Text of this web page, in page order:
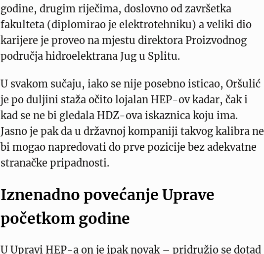
godine, drugim riječima, doslovno od završetka
fakulteta (diplomirao je elektrotehniku) a veliki dio
karijere je proveo na mjestu direktora Proizvodnog
područja hidroelektrana Jug u Splitu.
U svakom sučaju, iako se nije posebno isticao, Oršulić
je po duljini staža očito lojalan HEP-ov kadar, čak i
kad se ne bi gledala HDZ-ova iskaznica koju ima.
Jasno je pak da u državnoj kompaniji takvog kalibra ne
bi mogao napredovati do prve pozicije bez adekvatne
stranačke pripadnosti.
Iznenadno povećanje Uprave
početkom godine
U Upravi HEP-a on je ipak novak – pridružio se dotad